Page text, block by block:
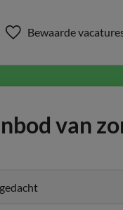
Bewaarde
van